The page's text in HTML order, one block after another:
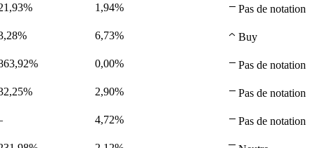
1,94% Pas de notation
6,73% Buy
0,00% Pas de notation
2,90% Pas de notation
4,72% Pas de notation